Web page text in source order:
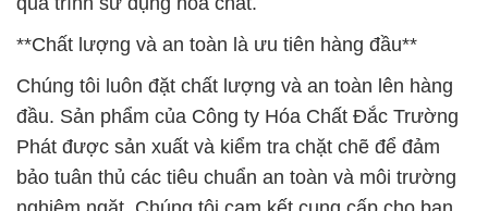
**Chất lượng và an toàn là ưu tiên hàng đầu**
Chúng tôi luôn đặt chất lượng và an toàn lên hàng
đầu. Sản phẩm của Công ty Hóa Chất Đắc Trường
Phát được sản xuất và kiểm tra chặt chẽ để đảm
bảo tuân thủ các tiêu chuẩn an toàn và môi trường